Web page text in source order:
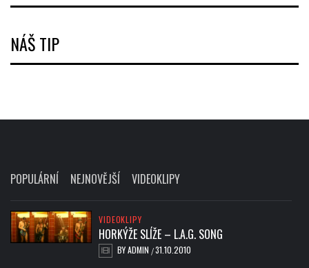
NÁŠ TIP
POPULÁRNÍ NEJNOVĚJŠÍ VIDEOKLIPY
VIDEOKLIPY
HORKÝŽE SLÍŽE – L.A.G. SONG
BYADMIN /31.10.2010